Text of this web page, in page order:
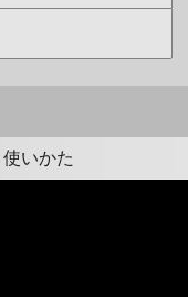
使いかた